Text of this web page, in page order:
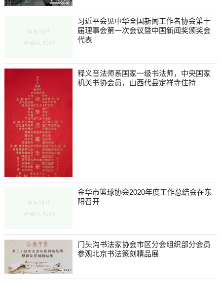
习近平会见中华全国新闻工作者协会第十
届理事会第一次会议暨中国新闻奖颁奖会
代表
释义音法师系国家一级书法师，中央国家
机关书协会员，山西代县定祥寺住持
金华市篮球协会2020年度工作总结会在东
阳召开
门头沟书法家协会市区分会组织部分会员
参观北京书法篆刻精品展